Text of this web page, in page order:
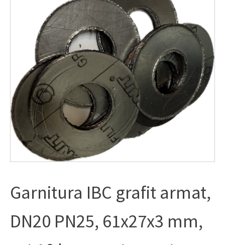
Garnitura IBC grafit armat,
DN20 PN25, 61x27x3 mm,